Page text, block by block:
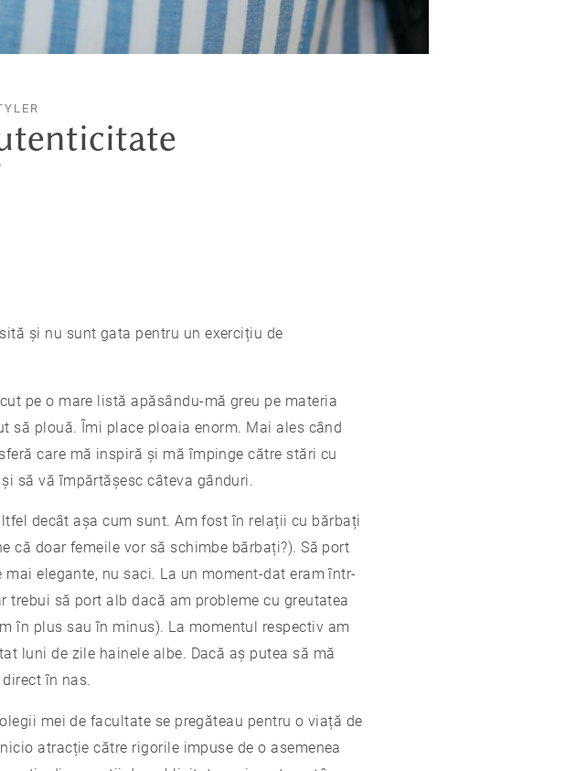
și nu sunt gata pentru un exercițiu de
pe o mare listă apăsându-mă greu pe materia
să plouă. Îmi place ploaia enorm. Mai ales când
care mă inspiră și mă împinge către stări cu
să vă împărtășesc câteva gânduri.
decât așa cum sunt. Am fost în relații cu bărbați
că doar femeile vor să schimbe bărbați?). Să port
elegante, nu saci. La un moment-dat eram într-
să port alb dacă am probleme cu greutatea
în plus sau în minus). La momentul respectiv am
luni de zile hainele albe. Dacă aș putea să mă
în nas.
mei de facultate se pregăteau pentru o viață de
atracție către rigorile impuse de o asemenea